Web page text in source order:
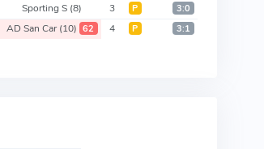
Sporting S (8) 3 Р 3:0
AD San Car(10) 62 4 Р 3:1